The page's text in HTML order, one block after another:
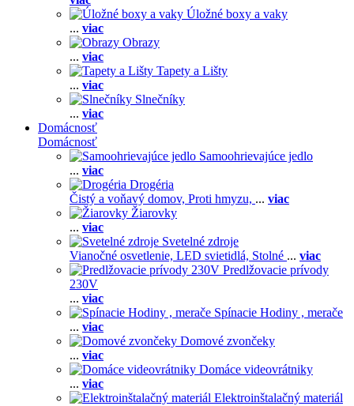
Úložné boxy a vaky
... viac
Obrazy
... viac
Tapety a Lišty
... viac
Slnečníky
... viac
Domácnosť
Domácnosť
Samoohrievajúce jedlo
... viac
Drogéria
Čistý a voňavý domov, Proti hmyzu, ... viac
Žiarovky
... viac
Svetelné zdroje
Vianočné osvetlenie, LED svietidlá, Stolné ... viac
Predlžovacie prívody
230V
... viac
Spínacie Hodiny , merače
... viac
Domové zvončeky
... viac
Domáce videovrátniky
... viac
Elektroinštalačný materiál